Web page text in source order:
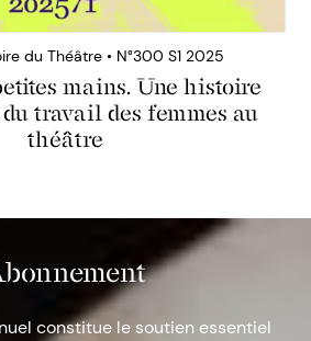
du Théâtre • N°300 S1 2025
mains. Une histoire
travail des femmes au
théâtre
constitue le soutien essentiel